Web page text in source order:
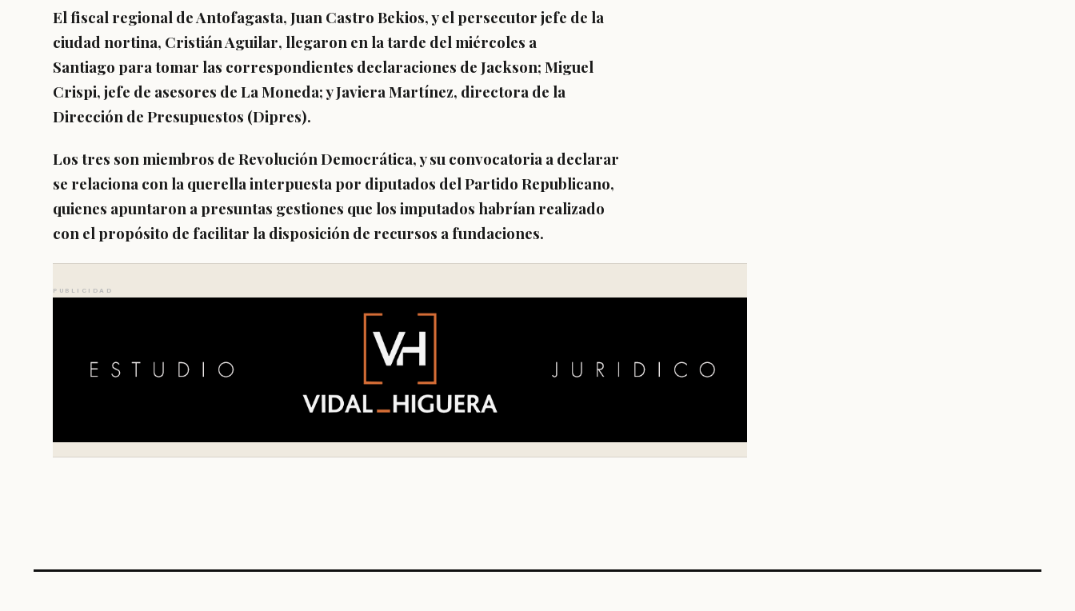
El fiscal regional de Antofagasta, Juan Castro Bekios, y el persecutor jefe de la
ciudad nortina, Cristián Aguilar, llegaron en la tarde del miércoles a
Santiago para tomar las correspondientes declaraciones de Jackson; Miguel
Crispi, jefe de asesores de La Moneda; y Javiera Martínez, directora de la
Dirección de Presupuestos (Dipres).
Los tres son miembros de Revolución Democrática, y su convocatoria a declarar
se relaciona con la querella interpuesta por diputados del Partido Republicano,
quienes apuntaron a presuntas gestiones que los imputados habrían realizado
con el propósito de facilitar la disposición de recursos a fundaciones.
PUBLICIDAD